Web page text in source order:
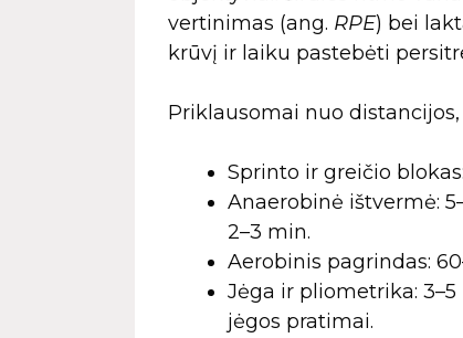
vertinimas (ang. RPE) bei
krūvį ir laiku pastebėti
Priklausomai nuo
Sprinto ir greičio
Anaerobinė ištvermė:
2–3 min.
Aerobinis pagrindas:
Jėga ir pliometrika: 3–5
jėgos pratimai.